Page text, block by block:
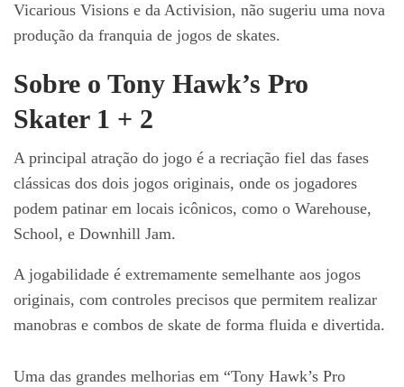
Vicarious Visions e da Activision, não sugeriu uma nova
produção da franquia de jogos de skates.
Sobre o Tony Hawk’s Pro
Skater 1 + 2
A principal atração do jogo é a recriação fiel das fases
clássicas dos dois jogos originais, onde os jogadores
podem patinar em locais icônicos, como o Warehouse,
School, e Downhill Jam.
A jogabilidade é extremamente semelhante aos jogos
originais, com controles precisos que permitem realizar
manobras e combos de skate de forma fluida e divertida.
Uma das grandes melhorias em “Tony Hawk’s Pro